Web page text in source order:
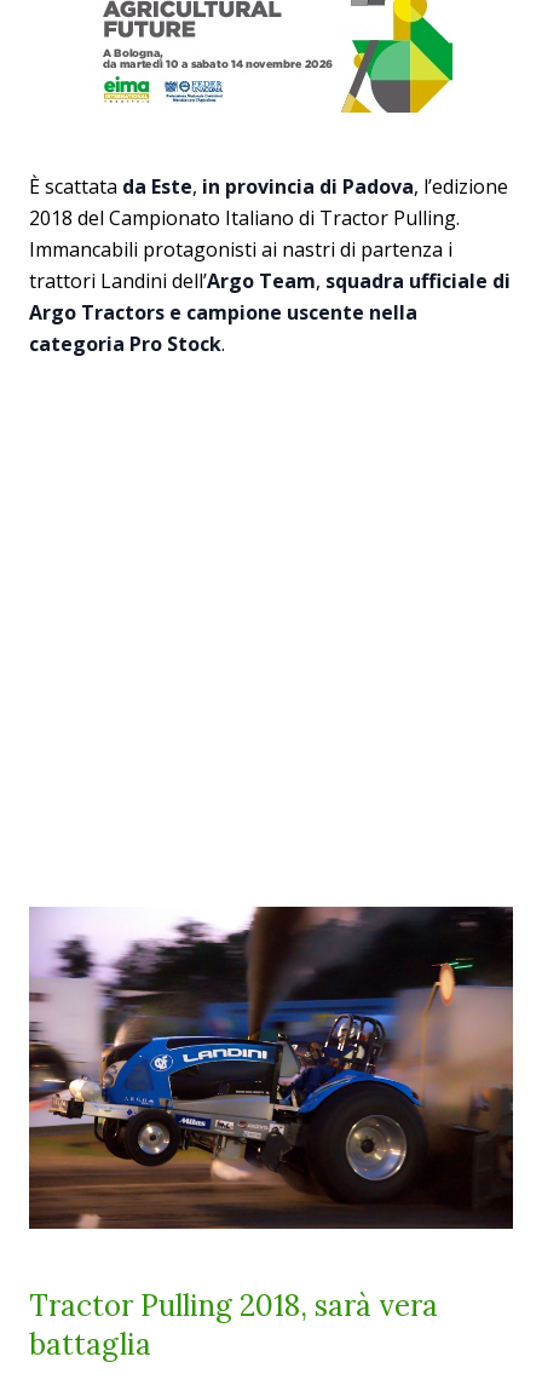
È scattata da Este, in provincia di Padova, l’edizione
2018 del Campionato Italiano di Tractor Pulling.
Immancabili protagonisti ai nastri di partenza i
trattori Landini dell’Argo Team, squadra ufficiale di
Argo Tractors e campione uscente nella
categoria Pro Stock.
Tractor Pulling 2018, sarà vera
battaglia